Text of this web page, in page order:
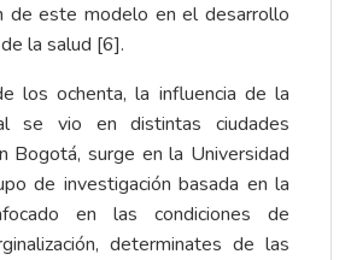
de este modelo en el desarrollo
la salud [6].
los ochenta, la influencia de la
se vio en distintas ciudades
Bogotá, surge en la Universidad
de investigación basada en la
en las condiciones de
determinates de las